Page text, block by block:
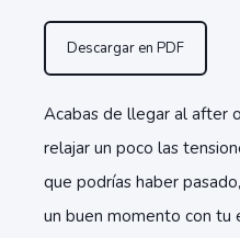
Descargar en PDF
Acabas de llegar al after
relajar un poco las
que podrías haber
un buen momento con tu